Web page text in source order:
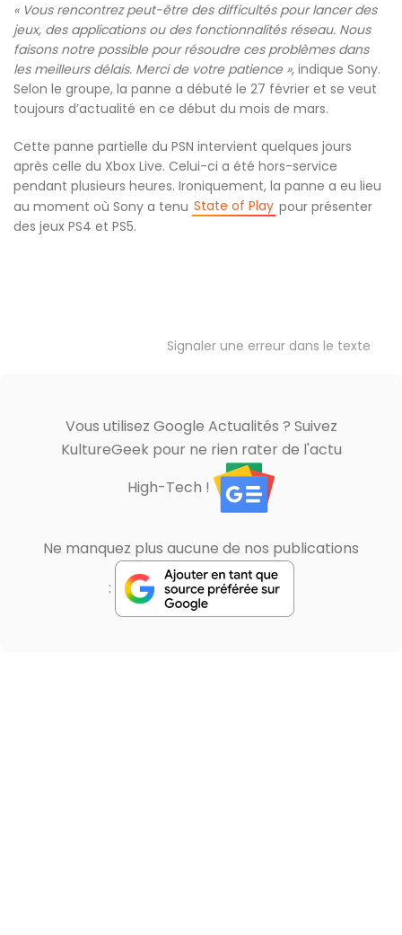
« Vous rencontrez peut-être des difficultés pour lancer des
jeux, des applications ou des fonctionnalités réseau. Nous
faisons notre possible pour résoudre ces problèmes dans
les meilleurs délais. Merci de votre patience », indique Sony.
Selon le groupe, la panne a débuté le 27 février et se veut
toujours d’actualité en ce début du mois de mars.
Cette panne partielle du PSN intervient quelques jours
après celle du Xbox Live. Celui-ci a été hors-service
pendant plusieurs heures. Ironiquement, la panne a eu lieu
au moment où Sony a tenu State of Play pour présenter
des jeux PS4 et PS5.
Signaler une erreur dans le texte
Vous utilisez Google Actualités ? Suivez
KultureGeek pour ne rien rater de l'actu
High-Tech !
Ne manquez plus aucune de nos publications
: